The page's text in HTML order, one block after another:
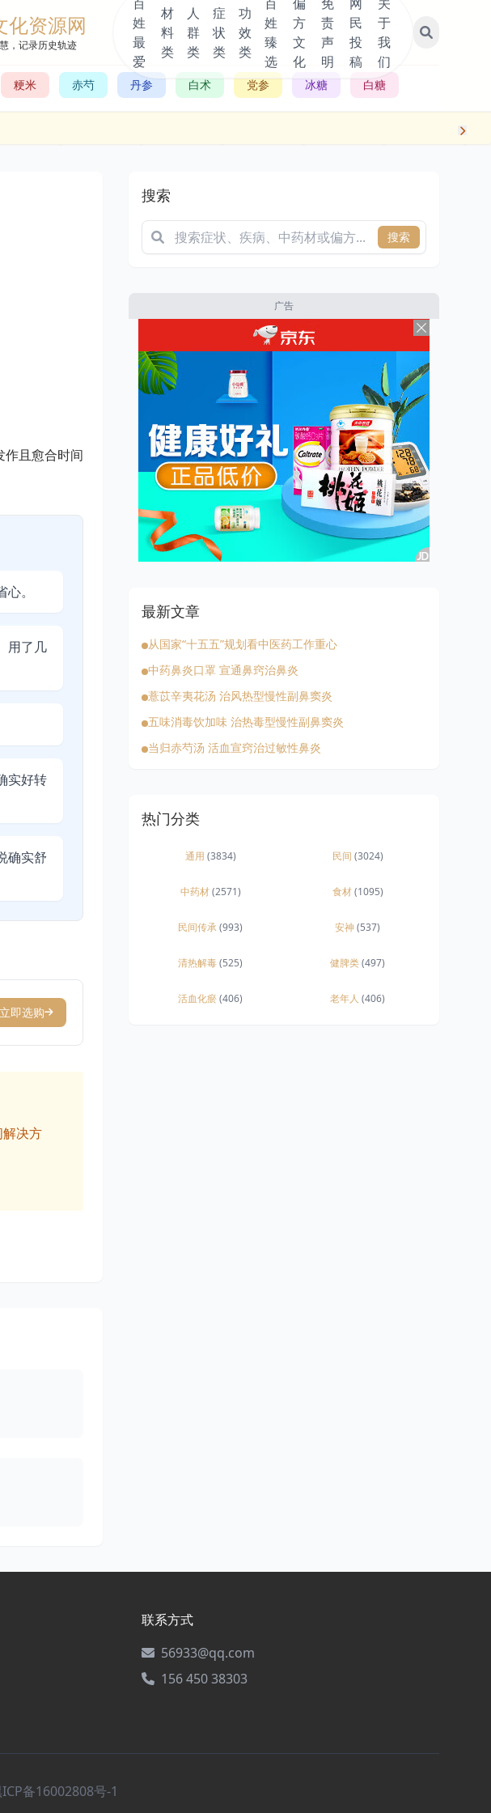
化资源网
，记录历史轨迹
姓
最
爱
材
料
类
人
群
类
症
状
类
功
效
类
姓
臻
选
方
文
化
责
声
明
民
投
稿
于
我
们
粳米 赤芍 丹参 白术 党参 冰糖 白糖
作且愈合时间
。
用了几
实好转
确实舒
立即选购
决方
搜索
搜索
广告
最新文章
从国家“十五五”规划看中医药工作重心
中药鼻炎口罩 宣通鼻窍治鼻炎
薏苡辛夷花汤 治风热型慢性副鼻窦炎
五味消毒饮加味 治热毒型慢性副鼻窦炎
当归赤芍汤 活血宣窍治过敏性鼻炎
热门分类
通用 (3834) 民间 (3024)
中药材(2571) 食材(1095)
民间传承(993) 安神(537)
清热解毒(525) 健脾类(497)
活血化瘀(406) 老年人 (406)
联系方式
56933@qq.com
156 450 38303
备16002808号-1